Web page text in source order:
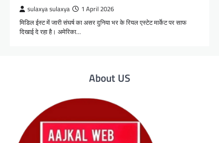
sulaxya sulaxya 1 April 2026
मिडिल ईस्ट में जारी संघर्ष का असर दुनिया भर के रियल एस्टेट मार्केट पर साफ
दिखाई दे रहा है। अमेरिका…
About US